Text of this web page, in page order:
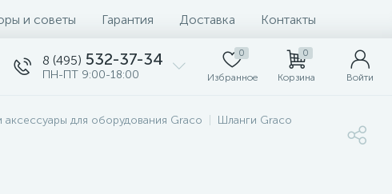
и советы Гарантия Доставка Контакты
8 (495) 532-37-34
ПН-ПТ 9:00-18:00
0
Избранное
0
Корзина Войти
аксессуары для оборудования Graco Шланги Graco